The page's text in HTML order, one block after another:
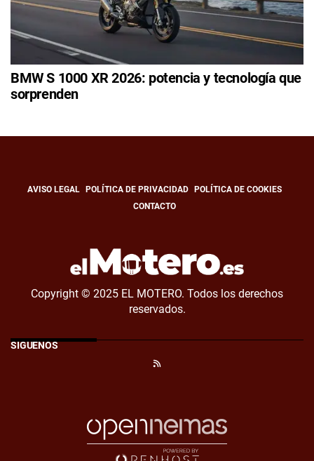
BMW S 1000 XR 2026: potencia y tecnología que
sorprenden
AVISO LEGAL POLÍTICA DE PRIVACIDAD
POLÍTICA DE COOKIES
CONTACTO
Copyright © 2025 EL MOTERO. Todos los derechos
reservados.
SÍGUENOS